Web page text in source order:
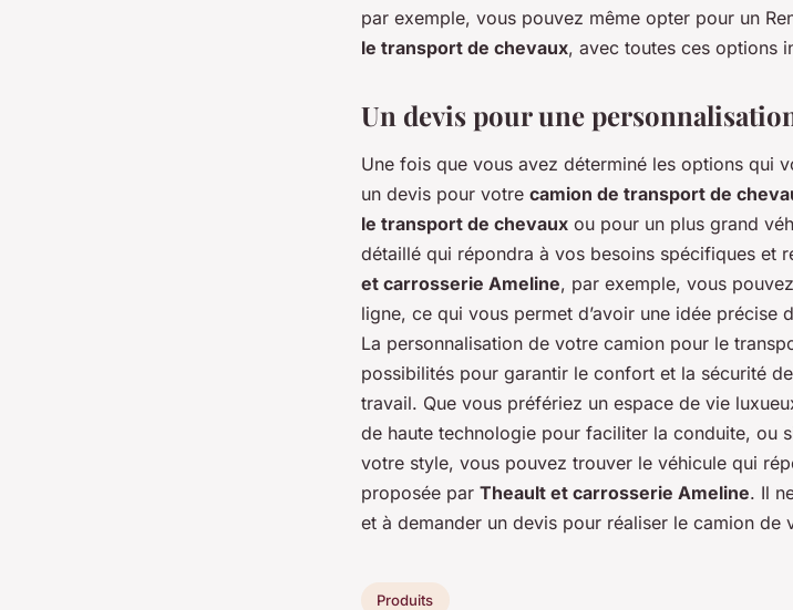
par exemple, vous pouvez même opter pour un
le transport de chevaux, avec toutes ces options
Un devis pour une
Une fois que vous avez déterminé les options qui
un devis pour votre camion de transport de
le transport de chevaux ou pour un plus grand
détaillé qui répondra à vos besoins spécifiques et
et carrosserie Ameline, par exemple, vous
ligne, ce qui vous permet d’avoir une idée précise
La personnalisation de votre camion pour le
possibilités pour garantir le confort et la sécurité
travail. Que vous préfériez un espace de vie
de haute technologie pour faciliter la conduite, ou
votre style, vous pouvez trouver le véhicule qui
proposée par Theault et carrosserie Ameline. Il
et à demander un devis pour réaliser le camion de
Produits